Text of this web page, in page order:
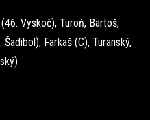
Vyskoč), Turoň, Bartoš,
Farkaš (C), Turanský,